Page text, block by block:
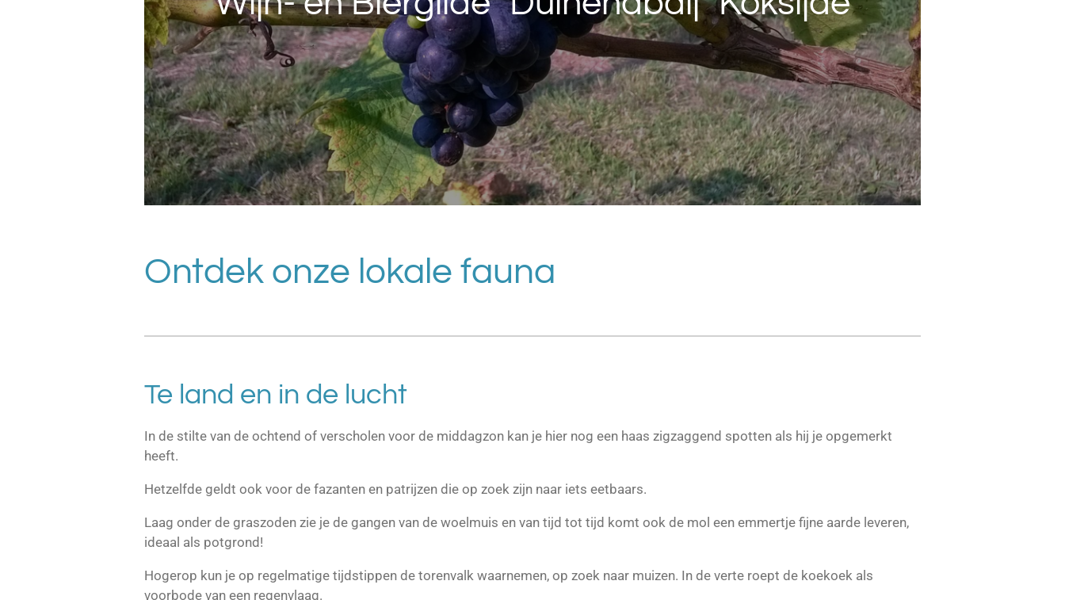
Ontdek onze lokale fauna
Te land en in de lucht
In de stilte van de ochtend of verscholen voor de middagzon kan je hier nog een haas zigzaggend spotten als hij je opgemerkt
heeft.
Hetzelfde geldt ook voor de fazanten en patrijzen die op zoek zijn naar iets eetbaars.
Laag onder de graszoden zie je de gangen van de woelmuis en van tijd tot tijd komt ook de mol een emmertje fijne aarde leveren,
ideaal als potgrond!
Hogerop kun je op regelmatige tijdstippen de torenvalk waarnemen, op zoek naar muizen. In de verte roept de koekoek als
voorbode van een regenvlaag.